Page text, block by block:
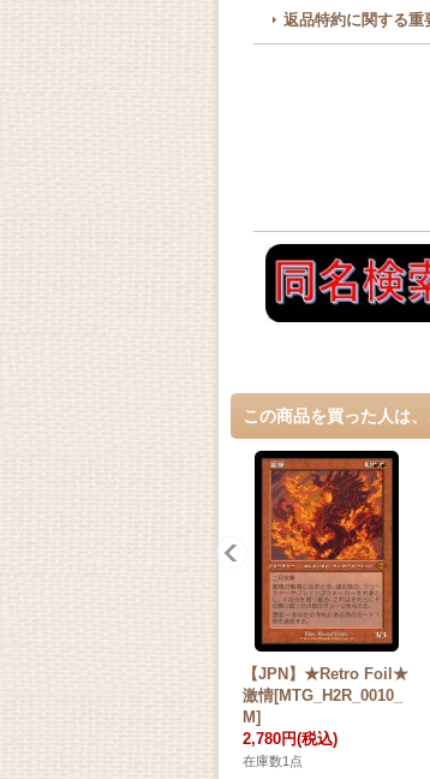
返品特約に関する重
この商品を買った人は
【JPN】★Retro Foil★
激情[MTG_H2R_0010_
M]
2,780円(税込)
在庫数1点